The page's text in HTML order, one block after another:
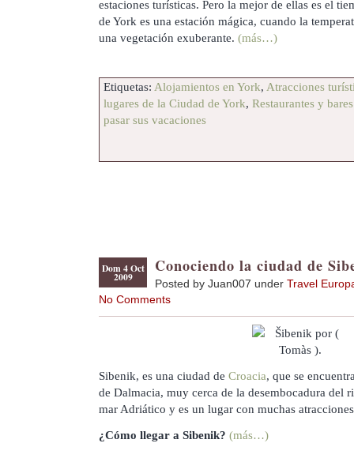
estaciones turísticas. Pero la mejor de ellas es el
de York es una estación mágica, cuando la
una vegetación exuberante. (más…)
Etiquetas: Alojamientos en York, Atracciones
lugares de la Ciudad de York, Restaurantes y
pasar sus vacaciones
Dom 4 Oct
2009
Conociendo la ciudad de
Posted by Juan007 under Travel
No Comments
Sibenik, es una ciudad de Croacia, que se
de Dalmacia, muy cerca de la desembocadura del
mar Adriático y es un lugar con muchas
¿Cómo llegar a Sibenik? (más…)